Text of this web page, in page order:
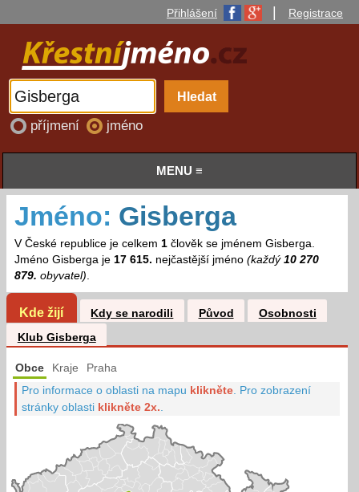
Přihlášení Registrace
příjmení jméno
MENU ≡
Jméno: Gisberga
V České republice je celkem 1člověk se jménem Gisberga.
Jméno Gisberga je 17 615. nejčastější jméno (každý 10 270
879. obyvatel).
Kde žijí Kdy se narodili Původ
Osobnosti
Klub Gisberga
Obce Kraje Praha
Pro informace o oblasti na mapu klikněte Pro zobrazení
stránky oblasti klikněte 2x.